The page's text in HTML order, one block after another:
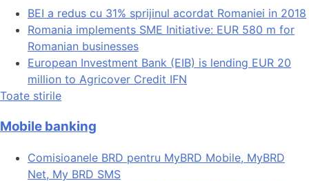
BEI a redus cu 31% sprijinul acordat Romaniei in 2018
Romania implements SME Initiative: EUR 580 m for
Romanian businesses
European Investment Bank (EIB) is lending EUR 20
million to Agricover Credit IFN
Toate stirile
Mobile banking
Comisioanele BRD pentru MyBRD Mobile, MyBRD
Net, My BRD SMS